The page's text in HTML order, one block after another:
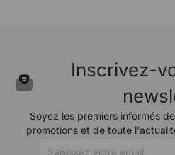
Inscrivez-
Soyez les premiers informés
promotions et de toute